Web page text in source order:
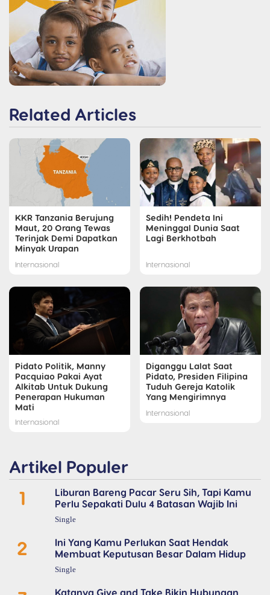
Related Articles
KKR Tanzania Berujung
Maut, 20 Orang Tewas
Terinjak Demi Dapatkan
Minyak Urapan
Internasional
Sedih! Pendeta Ini
Meninggal Dunia Saat
Lagi Berkhotbah
Internasional
Pidato Politik, Manny
Pacquiao Pakai Ayat
Alkitab Untuk Dukung
Penerapan Hukuman
Mati
Internasional
Diganggu Lalat Saat
Pidato, Presiden Filipina
Tuduh Gereja Katolik
Yang Mengirimnya
Internasional
Artikel Populer
1
Liburan Bareng Pacar Seru Sih, Tapi Kamu
Perlu Sepakati Dulu 4 Batasan Wajib Ini
Single
2
Ini Yang Kamu Perlukan Saat Hendak
Membuat Keputusan Besar Dalam Hidup
Single
Katanya Give and Take Bikin Hubungan